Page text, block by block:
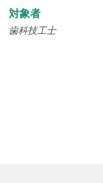
対象者
歯科技工士